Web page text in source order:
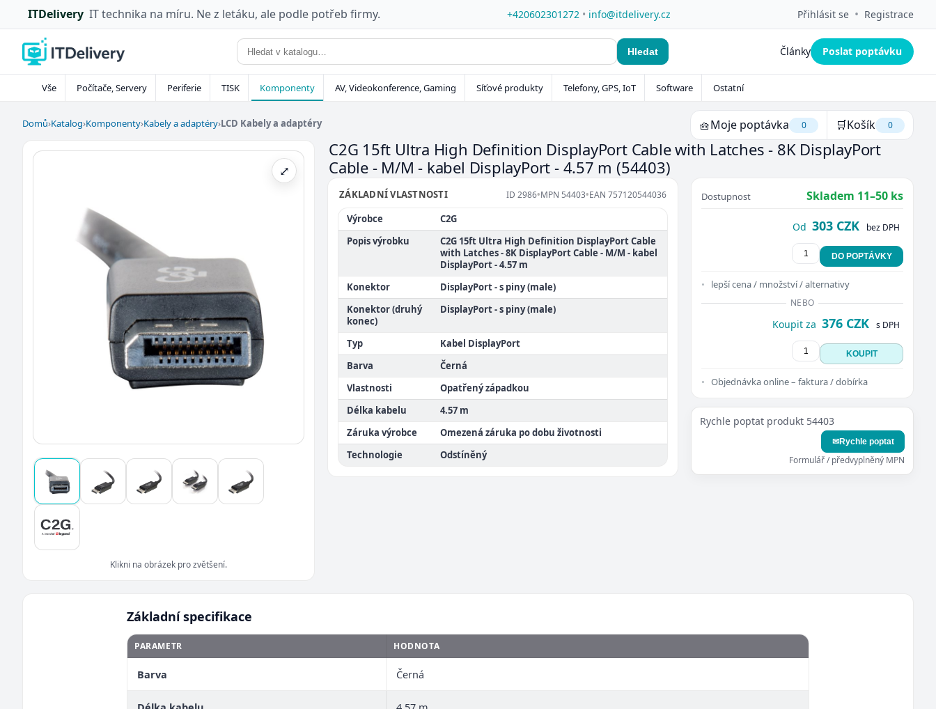
ITDelivery IT technika na míru. Ne z letáku, ale podle potřeb firmy. +420602301272 • info@itdelivery.cz Přihlásit se • Registrace
Hledat Články Poslat poptávku
Vše Počítače, Servery Periferie TISK Komponenty AV, Videokonference, Gaming Síťové produkty Telefony, GPS, IoT Software Ostatní
Domů›Katalog›Komponenty›Kabely a adaptéry›LCD Kabely a adaptéry 🧺Moje poptávka 0 🛒Košík 0
⤢
Klikni na obrázek pro zvětšení.
C2G 15ft Ultra High Definition DisplayPort Cable with Latches - 8K DisplayPort
Cable - M/M - kabel DisplayPort - 4.57 m (54403)
ZÁKLADNÍ VLASTNOSTI ID 2986•MPN 54403•EAN 757120544036
Výrobce
C2G
Popis výrobku
C2G 15ft Ultra High Definition DisplayPort Cable
with Latches - 8K DisplayPort Cable - M/M - kabel
DisplayPort - 4.57 m
Konektor
DisplayPort - s piny (male)
Konektor (druhý
konec)
DisplayPort - s piny (male)
Typ
Kabel DisplayPort
Barva
Černá
Vlastnosti
Opatřený západkou
Délka kabelu
4.57 m
Záruka výrobce
Omezená záruka po dobu životnosti
Technologie
Odstíněný
Dostupnost Skladem 11–50 ks
Od 303 CZK bez DPH
DO POPTÁVKY
lepší cena / množství / alternativy
NEBO
Koupit za 376 CZK s DPH
KOUPIT
Objednávka online – faktura / dobírka
Rychle poptat produkt 54403
✉Rychle poptat
Formulář / předvyplněný MPN
Základní specifikace
PARAMETR HODNOTA
Barva Černá